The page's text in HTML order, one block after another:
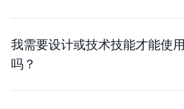
我需要设计或技术技能才能使
吗？